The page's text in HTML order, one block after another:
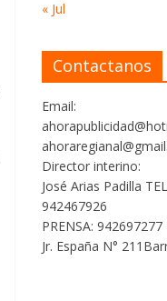
« Jul
Contactanos
Email:
Director interino:
José Arias Padilla
942467926
PRENSA:
Jr. España N°